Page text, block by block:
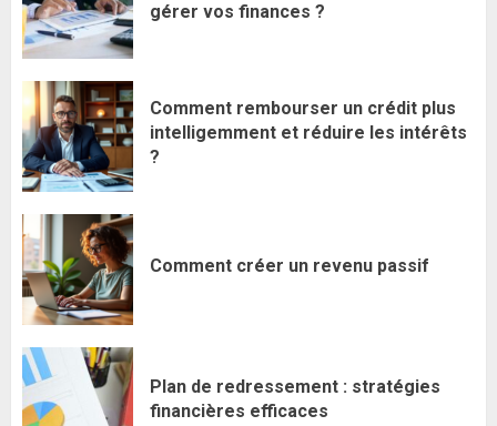
gérer vos finances ?
Comment rembourser un crédit plus
intelligemment et réduire les intérêts
?
Comment créer un revenu passif
Plan de redressement : stratégies
financières efficaces